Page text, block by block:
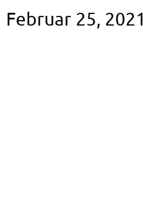
Februar 25, 2021